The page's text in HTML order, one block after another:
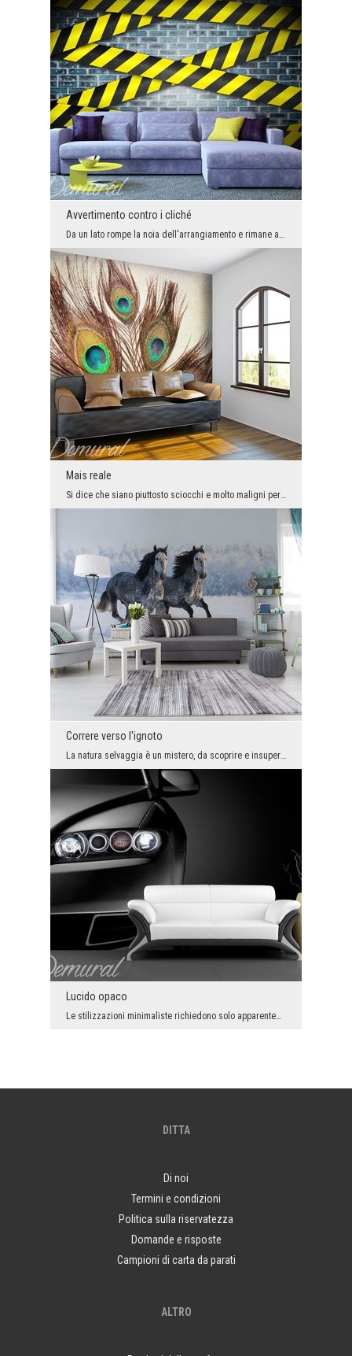
Avvertimento contro i cliché
Mais reale
Correre verso l'ignoto
Lucido opaco
DITTA
Di noi
Termini e condizioni
Politica sulla riservatezza
Domande e risposte
Campioni di carta da parati
ALTRO